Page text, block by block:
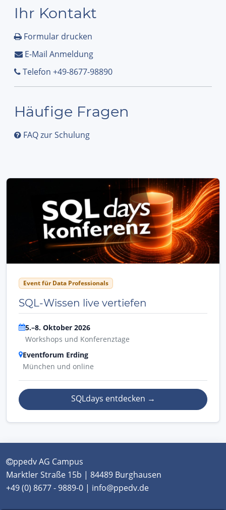
Ihr Kontakt
Formular drucken
E-Mail Anmeldung
Telefon +49-8677-98890
Häufige Fragen
FAQ zur Schulung
Event für Data Professionals
SQL-Wissen live vertiefen
5.–8. Oktober 2026
Workshops und Konferenztage
Eventforum Erding
München und online
SQLdays entdecken →
ppedv AG Campus
Marktler Straße 15b | 84489 Burghausen
+49 (0) 8677 - 9889-0 | info@ppedv.de